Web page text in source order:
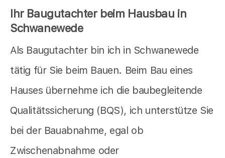
Ihr Baugutachter beim Hausbau in
Schwanewede
Als Baugutachter bin ich in Schwanewede
tätig für Sie beim Bauen. Beim Bau eines
Hauses übernehme ich die baubegleitende
Qualitätssicherung (BQS), ich unterstütze Sie
bei der Bauabnahme, egal ob
Zwischenabnahme oder